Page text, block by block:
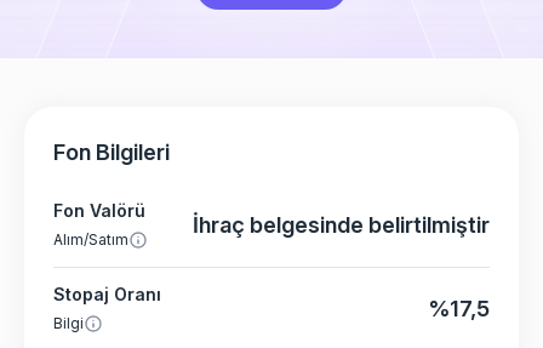
Fon Bilgileri
Fon Valörü
Alım/Satım
İhraç belgesinde belirtilmiştir
Stopaj Oranı
Bilgi
%17,5